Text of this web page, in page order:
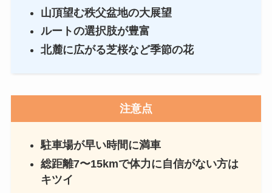
山頂望む秩父盆地の大展望
ルートの選択肢が豊富
北麓に広がる芝桜など季節の花
注意点
駐車場が早い時間に満車
総距離7〜15kmで体力に自信がない方は
キツイ